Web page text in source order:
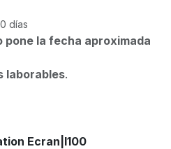
días
pone la fecha aproximada
laborables.
Ecran|I100